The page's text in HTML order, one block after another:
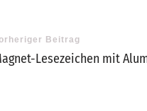
Beitrag
Lesezeichen mit